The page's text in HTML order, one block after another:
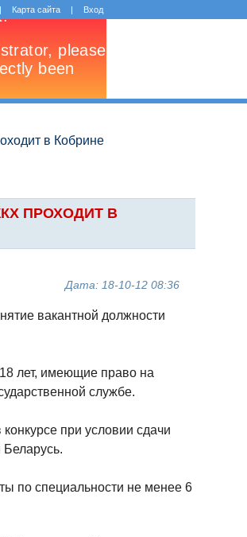
| Карта сайта | Вход
в Кобрине
ПРОХОДИТ В
Дата: 18-10-12 08:36
вакантной должности
лет, имеющие право на
службе.
при условии сдачи
по специальности не менее 6